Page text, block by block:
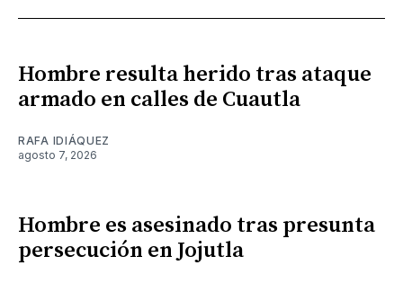
Hombre resulta herido tras ataque
armado en calles de Cuautla
RAFA IDIÁQUEZ
agosto 7, 2026
Hombre es asesinado tras presunta
persecución en Jojutla